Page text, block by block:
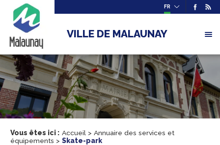
FR
VILLE DE MALAUNAY
Vous êtes ici : Accueil > Annuaire des services et
équipements > Skate-park